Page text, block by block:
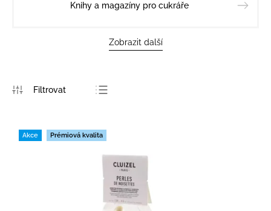
Knihy a magazíny pro cukráře
Zobrazit další
Abecedně
Akce Prémiová kvalita